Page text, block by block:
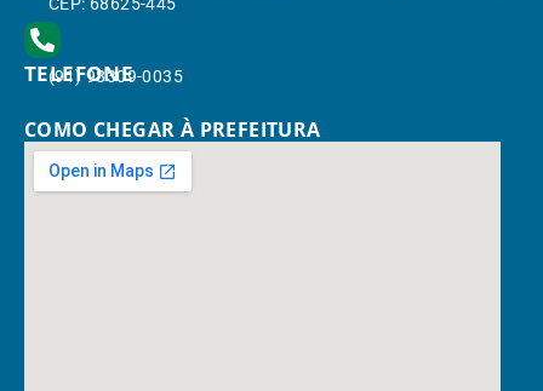
TELEFONE
(91) 98309-0035
COMO CHEGAR À PREFEITURA